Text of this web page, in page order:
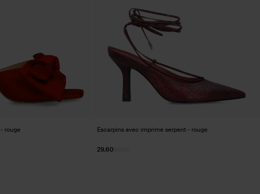
rouge Escarpins avec imprimé serpent - rouge
69.00
29.60